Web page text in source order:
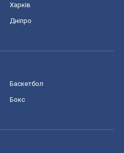
Харків
Дніпро
Баскетбол
Бокс